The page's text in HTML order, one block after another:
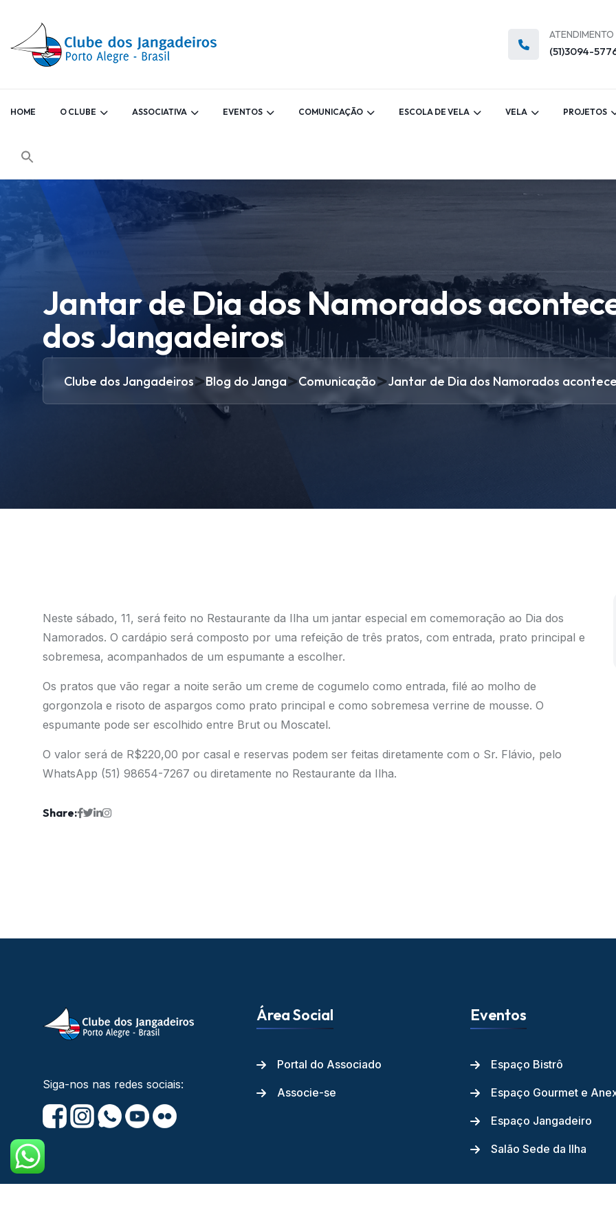
ATENDIMENTO
(51)3094-
HOME O CLUBE ASSOCIATIVA EVENTOS COMUNICAÇÃO ESCOLA DE VELA VELA PROJETOS
Jantar de Dia dos Namorados
dos Jangadeiros
Clube dos Jangadeiros>Blog do Janga>Comunicação>Jantar de Dia dos Namorados
Neste sábado, 11, será feito no Restaurante da Ilha um jantar especial em comemoração ao Dia dos
Namorados. O cardápio será composto por uma refeição de três pratos, com entrada, prato principal e
sobremesa, acompanhados de um espumante a escolher.
Os pratos que vão regar a noite serão um creme de cogumelo como entrada, filé ao molho de
gorgonzola e risoto de aspargos como prato principal e como sobremesa verrine de mousse. O
espumante pode ser escolhido entre Brut ou Moscatel.
O valor será de R$220,00 por casal e reservas podem ser feitas diretamente com o Sr. Flávio, pelo
WhatsApp (51) 98654-7267 ou diretamente no Restaurante da Ilha.
Share:
Siga-nos nas redes sociais:
Área Social
Portal do Associado
Associe-se
Eventos
Espaço Bistrô
Espaço Gourmet e
Espaço Jangadeiro
Salão Sede da Ilha